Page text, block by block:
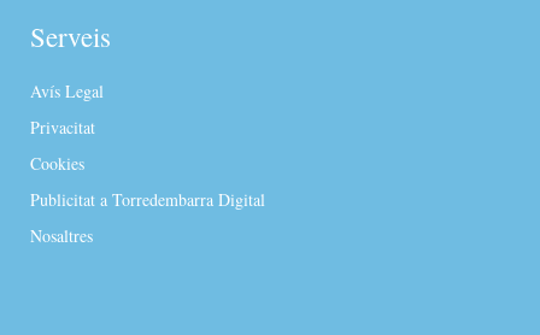
Serveis
Avís Legal
Privacitat
Cookies
Publicitat a Torredembarra Digital
Nosaltres